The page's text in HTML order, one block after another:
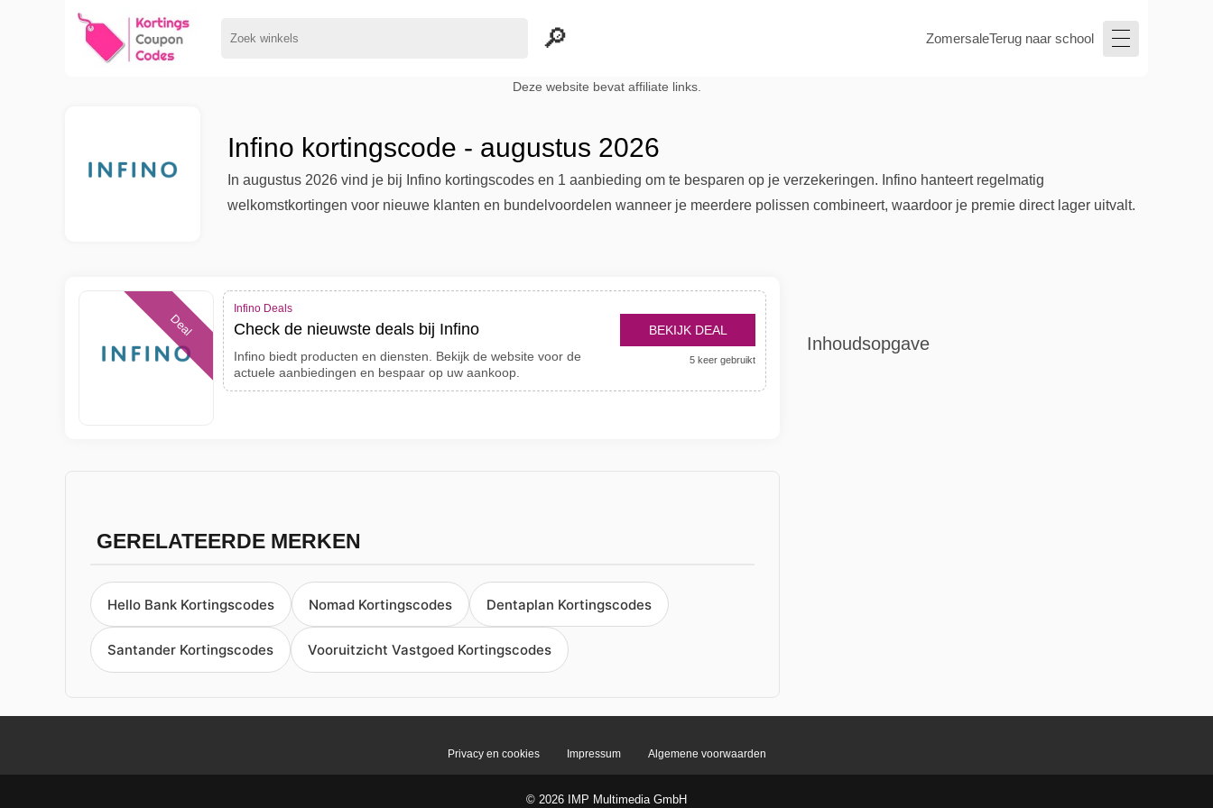
ZomersaleTerug naar school
Deze website bevat affiliate links.
Infino kortingscode - augustus 2026
In augustus 2026 vind je bij Infino kortingscodes en 1 aanbieding om te besparen op je verzekeringen. Infino hanteert regelmatig
welkomstkortingen voor nieuwe klanten en bundelvoordelen wanneer je meerdere polissen combineert, waardoor je premie direct lager uitvalt.
Deal
Infino Deals
Check de nieuwste deals bij Infino
Infino biedt producten en diensten. Bekijk de website voor de
actuele aanbiedingen en bespaar op uw aankoop.
BEKIJK DEAL
5 keer gebruikt
GERELATEERDE MERKEN
Hello Bank Kortingscodes Nomad Kortingscodes Dentaplan Kortingscodes
Santander Kortingscodes Vooruitzicht Vastgoed Kortingscodes
Inhoudsopgave
Privacy en cookies Impressum Algemene voorwaarden
© 2026 IMP Multimedia GmbH